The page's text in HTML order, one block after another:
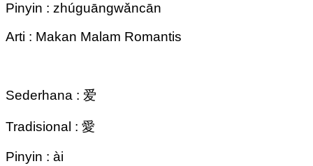
Pinyin : zhúguāngwǎncān
Arti : Makan Malam Romantis
Sederhana : 爱
Tradisional : 愛
Pinyin : ài